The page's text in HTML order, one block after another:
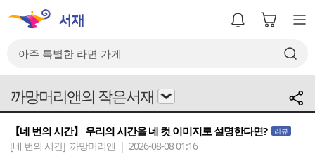
까망머리앤의 작은서재
【네 번의 시간】 우리의 시간을 네 컷 이미지로 설명한다면? 리뷰
[네 번의 시간] 까망머리앤 | 2026-08-08 01:16